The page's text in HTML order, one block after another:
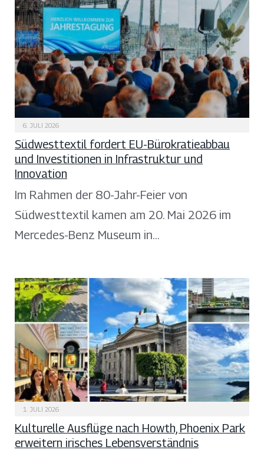
6. JULI 2026
Südwesttextil fordert EU-Bürokratieabbau
und Investitionen in Infrastruktur und
Innovation
Im Rahmen der 80-Jahr-Feier von
Südwesttextil kamen am 20. Mai 2026 im
Mercedes-Benz Museum in…
1. JULI 2026
Kulturelle Ausflüge nach Howth, Phoenix Park
erweitern irisches Lebensverständnis